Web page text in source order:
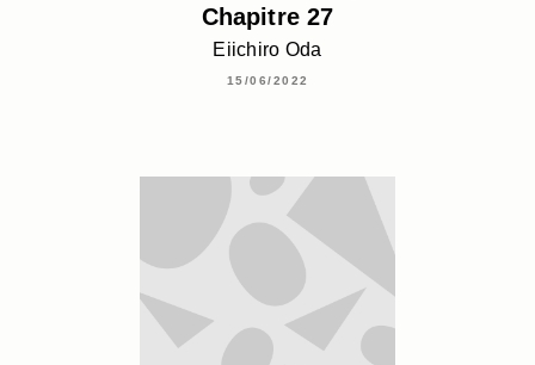
Chapitre 27
Eiichiro Oda
15/06/2022